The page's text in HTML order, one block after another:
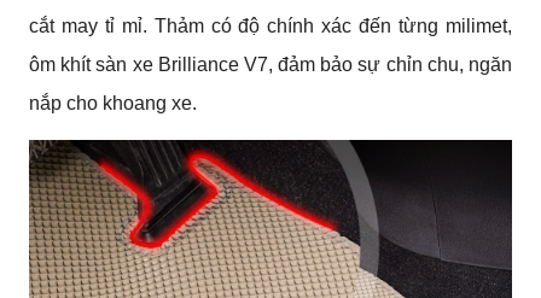
cắt may tỉ mỉ. Thảm có độ chính xác đến từng milimet,
ôm khít sàn xe Brilliance V7, đảm bảo sự chỉn chu, ngăn
nắp cho khoang xe.